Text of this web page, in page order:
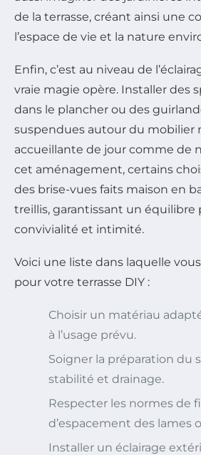
de la terrasse, créant ainsi une
l’espace de vie et la nature
Enfin, c’est au niveau de
vraie magie opère. Installer des
dans le plancher ou des
suspendues autour du mobilier
accueillante de jour comme de
cet aménagement, certains
des brise-vues faits maison en
treillis, garantissant un équilibre
convivialité et intimité.
Voici une liste dans laquelle
pour votre terrasse DIY :
Choisir un matériau
à l’usage prévu.
Soigner la préparation du
stabilité et drainage.
Respecter les normes de
d’espacement des lames
Installer un éclairage